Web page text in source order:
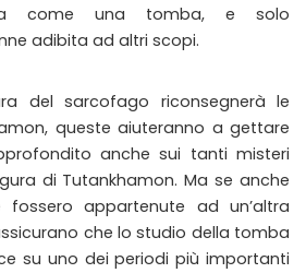
come una tomba, e solo
adibita ad altri scopi.
del sarcofago riconsegnerà le
queste aiuteranno a gettare
anche sui tanti misteri
di Tutankhamon. Ma se anche
fossero appartenute ad un’altra
che lo studio della tomba
su uno dei periodi più importanti